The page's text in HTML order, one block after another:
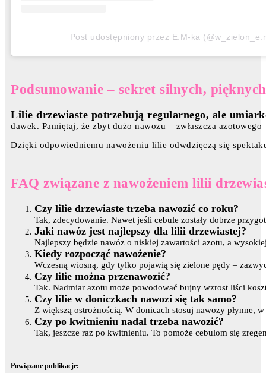
Post udostępniony przez E.M-ka
Podsumowanie – sekret silnych,
Lilie drzewiaste potrzebują regularnego, ale
dawek. Pamiętaj, że zbyt dużo nawozu – zwłaszcza
Dzięki odpowiedniemu nawożeniu lilie odwdzięczą się
FAQ związane z nawożeniem lilii
Czy lilie drzewiaste trzeba nawozić co roku?
Tak, zdecydowanie. Nawet jeśli cebule zostały dobrze
Jaki nawóz jest najlepszy dla lilii drzewiastej?
Najlepszy będzie nawóz o niskiej zawartości azotu, a
Kiedy rozpocząć nawożenie?
Wczesną wiosną, gdy tylko pojawią się zielone pędy –
Czy lilie można przenawozić?
Tak. Nadmiar azotu może powodować bujny wzrost liści
Czy lilie w doniczkach nawozi się tak samo?
Z większą ostrożnością. W donicach stosuj nawozy płynne,
Czy po kwitnieniu nadal trzeba nawozić?
Tak, jeszcze raz po kwitnieniu. To pomoże cebulom się
Powiązane publikacje: